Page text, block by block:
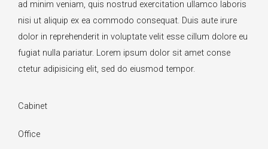
ad minim veniam, quis nostrud exercitation ullamco laboris
nisi ut aliquip ex ea commodo consequat. Duis aute irure
dolor in reprehenderit in voluptate velit esse cillum dolore eu
fugiat nulla pariatur. Lorem ipsum dolor sit amet conse
ctetur adipisicing elit, sed do eiusmod tempor.
Cabinet
Office